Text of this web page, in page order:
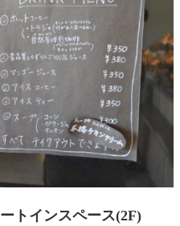
トインスペース(2F)